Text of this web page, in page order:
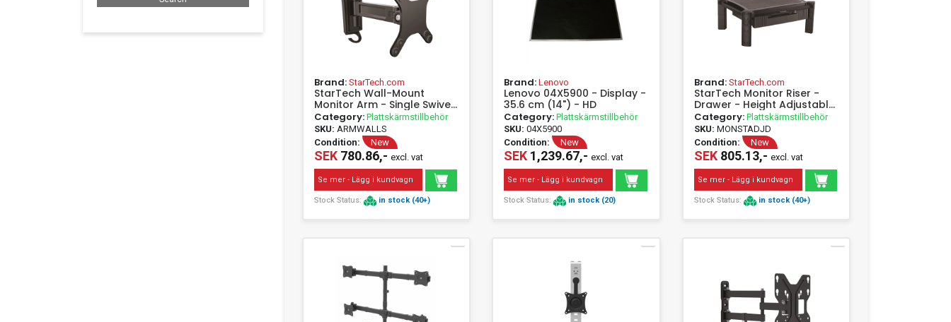
Panasonic (4)
Brand: StarTech.com
StarTech Wall-Mount
Monitor Arm - Single Swivel
- 15 kg - 33 cm (13") - 68.6
cm (27") - 75 x 75 mm - 100
x 100 mm - Black
Category: Plattskärmstillbehör
SKU: ARMWALLS
Condition:
New
SEK 780.86,- excl. vat
Se mer - Lägg i kundvagn
Stock Status: in stock (40+)
Brand:Lenovo
Lenovo 04X5900 - Display -
35.6 cm (14") - HD
Category:Plattskärmstillbehör
SKU:04X5900
Condition:
New
SEK 1,239.67,-excl. vat
Se mer - Lägg i kundvagn
Stock Status: in stock (20)
Brand: StarTech.com
StarTech Monitor Riser -
Drawer - Height Adjustable
- Freestanding - 10 kg - 33
cm (13") - 81.3 cm (32") -
Height adjustment - Black
Category: Plattskärmstillbehör
SKU: MONSTADJD
Condition:
New
SEK805.13,- excl. vat
Se mer - Lägg i kundvagn
Stock Status: in stock (40+)